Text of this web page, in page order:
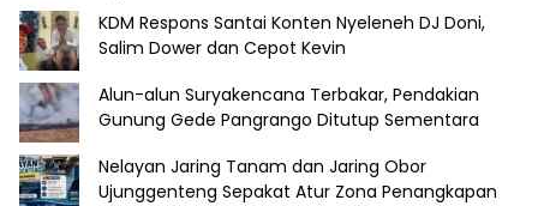
KDM Respons Santai Konten Nyeleneh DJ Doni,
Salim Dower dan Cepot Kevin
Alun-alun Suryakencana Terbakar, Pendakian
Gunung Gede Pangrango Ditutup Sementara
Nelayan Jaring Tanam dan Jaring Obor
Ujunggenteng Sepakat Atur Zona Penangkapan